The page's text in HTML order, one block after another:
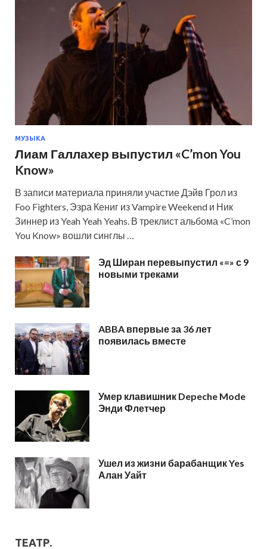
МУЗЫКА
Лиам Галлахер выпустил «C’mon You
Know»
В записи материала приняли участие Дэйв Грол из
Foo Fighters, Эзра Кениг из Vampire Weekend и Ник
Зиннер из Yeah Yeah Yeahs. В треклист альбома «C’mon
You Know» вошли синглы …
Эд Ширан перевыпустил «=» с 9
новыми треками
ABBA впервые за 36 лет
появилась вместе
Умер клавишник Depeche Mode
Энди Флетчер
Ушел из жизни барабанщик Yes
Алан Уайт
ТЕАТР.